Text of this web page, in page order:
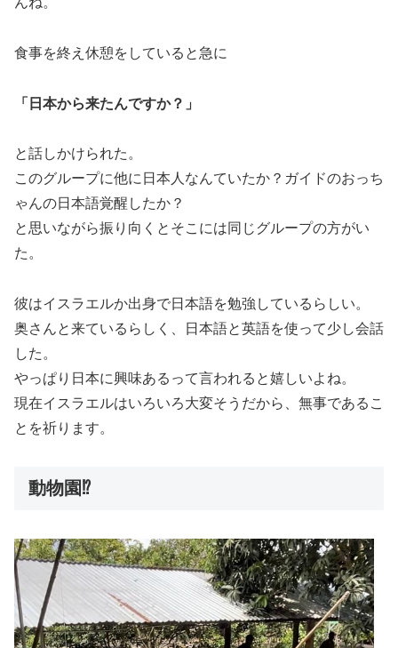
食事を終え休憩をしていると急に
「日本から来たんですか？」
と話しかけられた。
このグループに他に日本人なんていたか？ガイドのおっち
ゃんの日本語覚醒したか？
と思いながら振り向くとそこには同じグループの方がい
た。
彼はイスラエルか出身で日本語を勉強しているらしい。
奥さんと来ているらしく、日本語と英語を使って少し会話
した。
やっぱり日本に興味あるって言われると嬉しいよね。
現在イスラエルはいろいろ大変そうだから、無事であるこ
とを祈ります。
動物園⁉